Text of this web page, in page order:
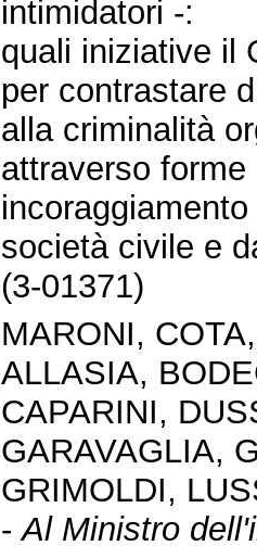
intimidatori -:
quali iniziative il
per contrastare
alla criminalità
attraverso
società civile e
(3-01371)
MARONI,
ALLASIA,
CAPARINI,
GARAVAGLIA,
GRIMOLDI,
-Al Ministro